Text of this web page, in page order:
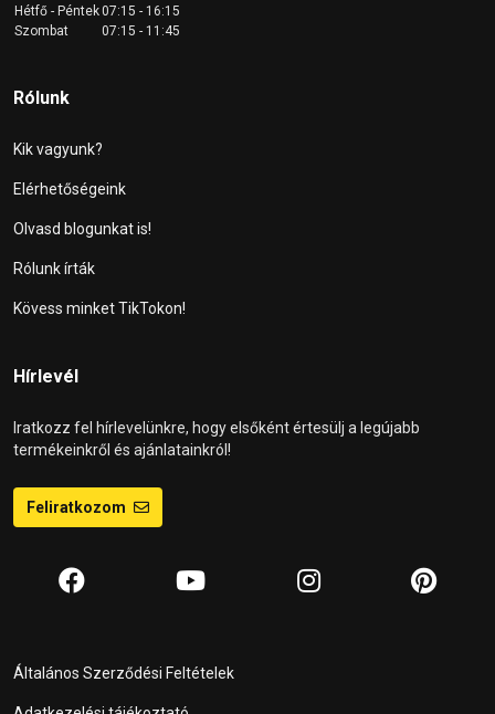
Hétfő - Péntek07:15 - 16:15
Szombat
07:15 - 11:45
Rólunk
Kik vagyunk?
Elérhetőségeink
Olvasd blogunkat is!
Rólunk írták
Kövess minket TikTokon!
Hírlevél
Iratkozz fel hírlevelünkre, hogy elsőként értesülj a legújabb
termékeinkről és ajánlatainkról!
Feliratkozom
Általános Szerződési Feltételek